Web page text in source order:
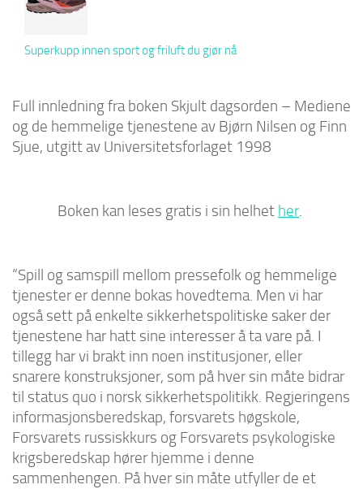
Superkupp innen sport og friluft du gjør nå
Full innledning fra boken Skjult dagsorden – Mediene
og de hemmelige tjenestene av Bjørn Nilsen og Finn
Sjue, utgitt av Universitetsforlaget 1998
Boken kan leses gratis i sin helhet her.
“Spill og samspill mellom pressefolk og hemmelige
tjenester er denne bokas hovedtema. Men vi har
også sett på enkelte sikkerhetspolitiske saker der
tjenestene har hatt sine interesser å ta vare på. I
tillegg har vi brakt inn noen institusjoner, eller
snarere konstruksjoner, som på hver sin måte bidrar
til status quo i norsk sikkerhetspolitikk. Regjeringens
informasjonsberedskap, forsvarets høgskole,
Forsvarets russiskkurs og Forsvarets psykologiske
krigsberedskap hører hjemme i denne
sammenhengen. På hver sin måte utfyller de et